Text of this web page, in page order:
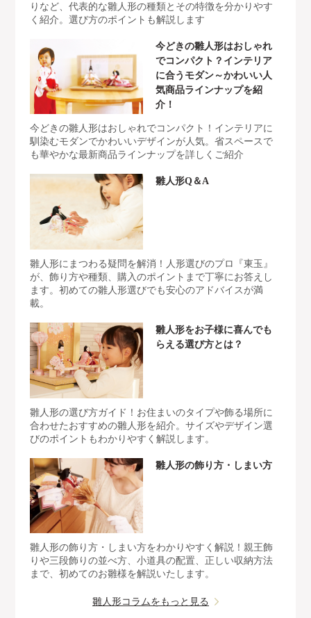
りなど、代表的な雛人形の種類とその特徴を分かりやす
く紹介。選び方のポイントも解説します
今どきの雛人形はおしゃれ
でコンパクト？インテリア
に合うモダン～かわいい人
気商品ラインナップを紹
介！
今どきの雛人形はおしゃれでコンパクト！インテリアに
馴染むモダンでかわいいデザインが人気。省スペースで
も華やかな最新商品ラインナップを詳しくご紹介
雛人形Q＆A
雛人形にまつわる疑問を解消！人形選びのプロ『東玉』
が、飾り方や種類、購入のポイントまで丁寧にお答えし
ます。初めての雛人形選びでも安心のアドバイスが満
載。
雛人形をお子様に喜んでも
らえる選び方とは？
雛人形の選び方ガイド！お住まいのタイプや飾る場所に
合わせたおすすめの雛人形を紹介。サイズやデザイン選
びのポイントもわかりやすく解説します。
雛人形の飾り方・しまい方
雛人形の飾り方・しまい方をわかりやすく解説！親王飾
りや三段飾りの並べ方、小道具の配置、正しい収納方法
まで、初めてのお雛様を解説いたします。
雛人形コラムをもっと見る